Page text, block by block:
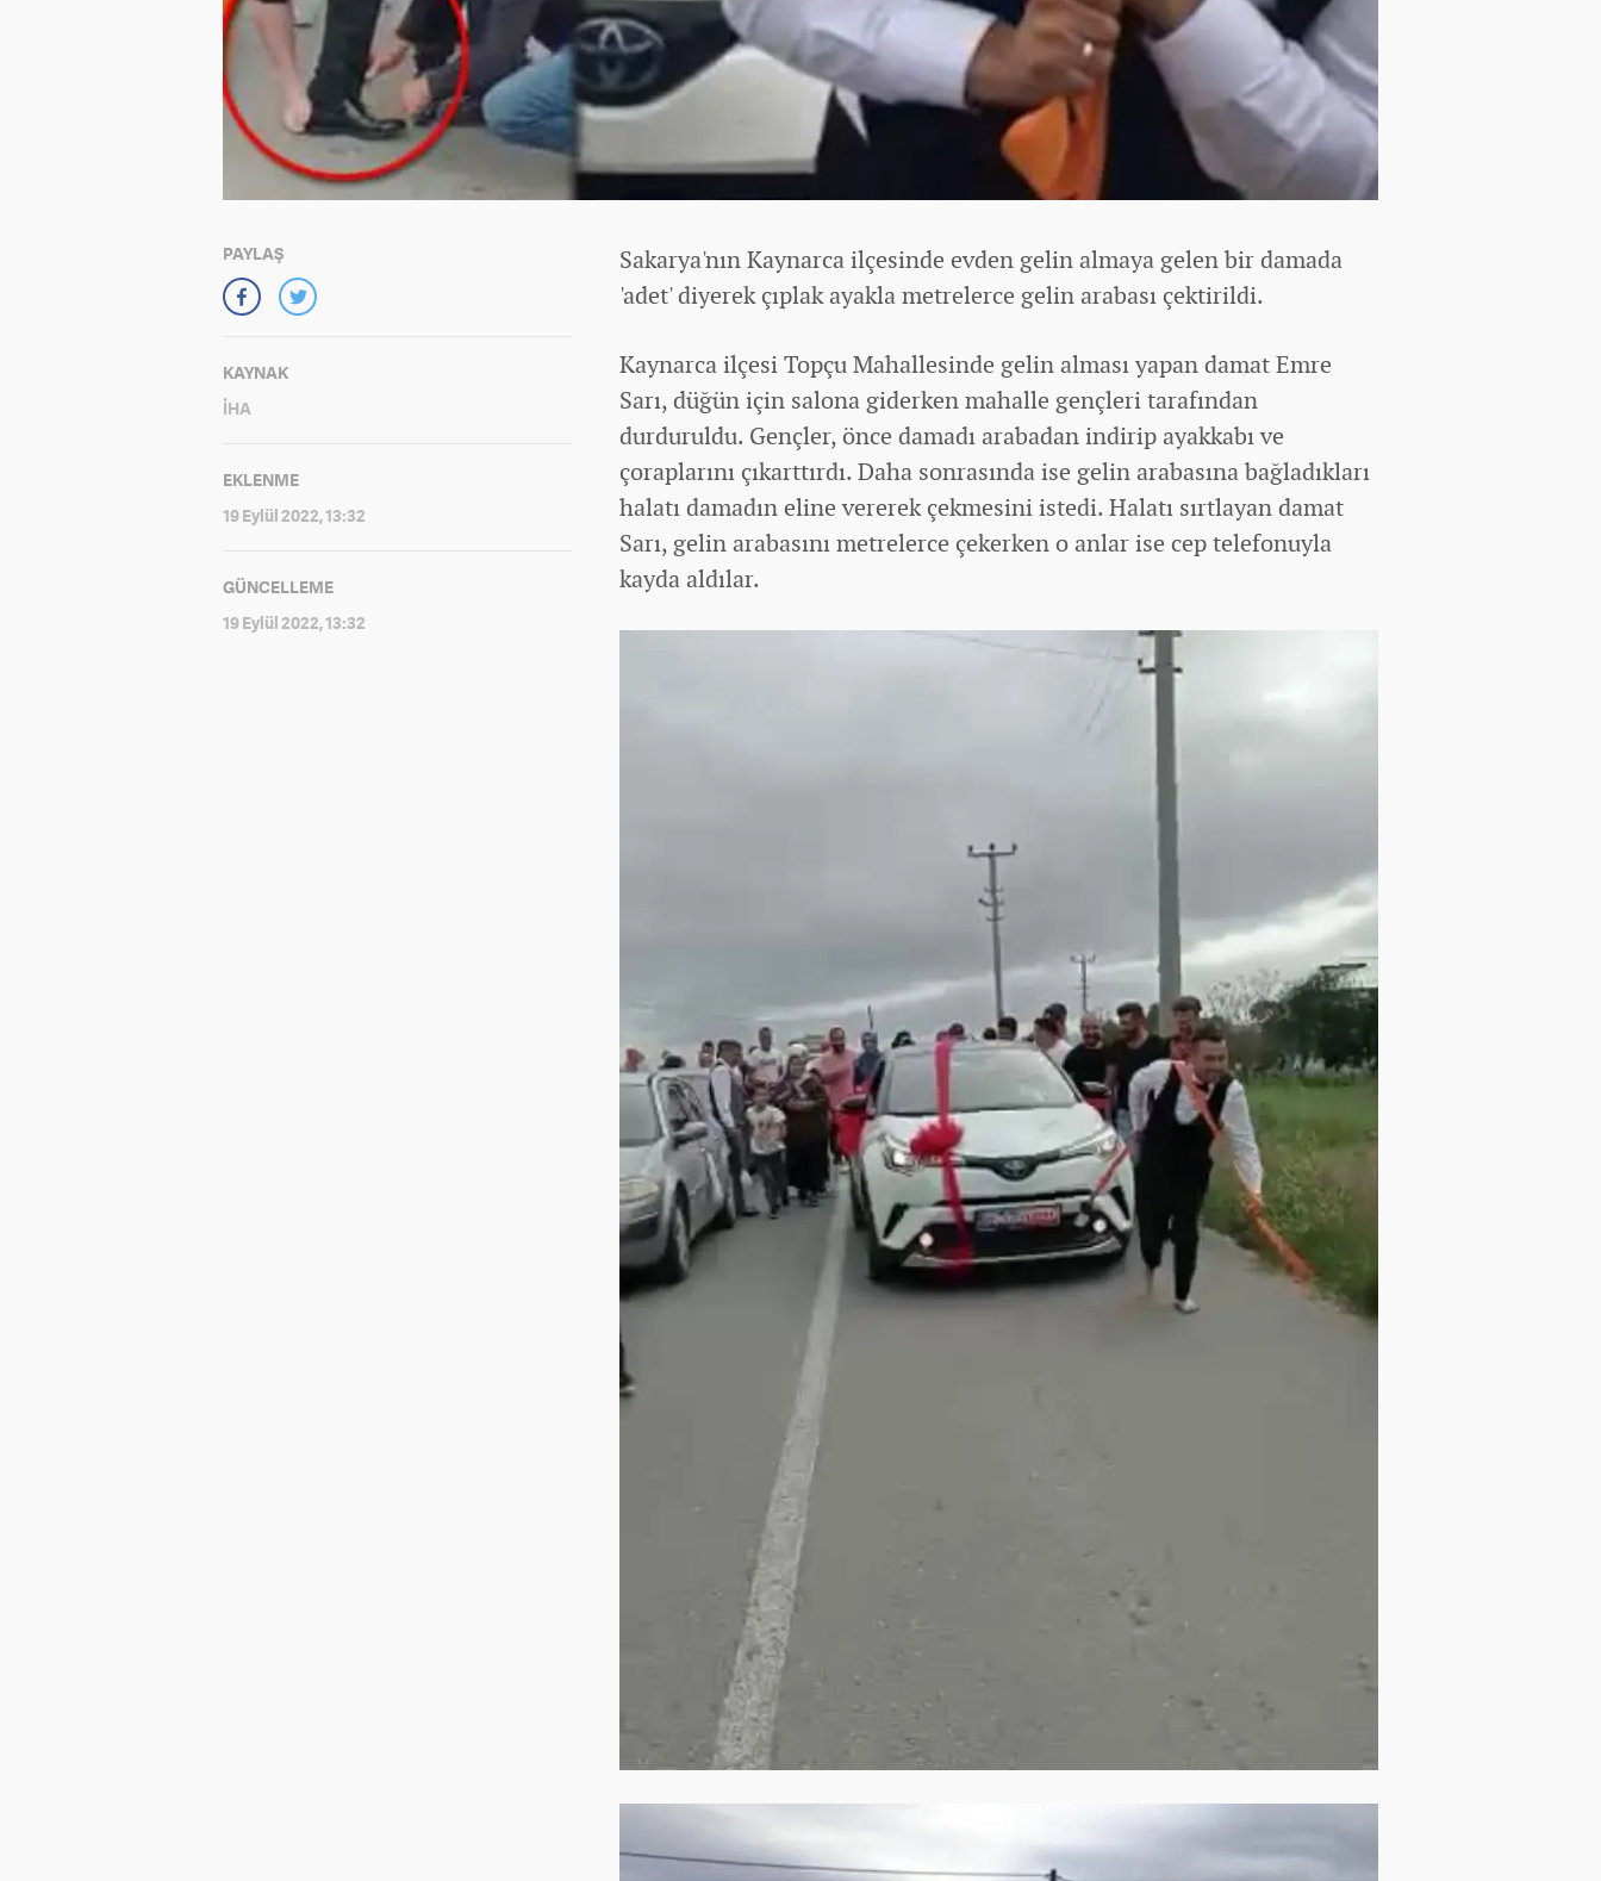
PAYLAŞ
KAYNAK
İHA
EKLENME
19 Eylül 2022, 13:32
GÜNCELLEME
19 Eylül 2022, 13:32
Sakarya'nın Kaynarca ilçesinde evden gelin almaya gelen bir damada
'adet' diyerek çıplak ayakla metrelerce gelin arabası çektirildi.
Kaynarca ilçesi Topçu Mahallesinde gelin alması yapan damat Emre
Sarı, düğün için salona giderken mahalle gençleri tarafından
durduruldu. Gençler, önce damadı arabadan indirip ayakkabı ve
çoraplarını çıkarttırdı. Daha sonrasında ise gelin arabasına bağladıkları
halatı damadın eline vererek çekmesini istedi. Halatı sırtlayan damat
Sarı, gelin arabasını metrelerce çekerken o anlar ise cep telefonuyla
kayda aldılar.